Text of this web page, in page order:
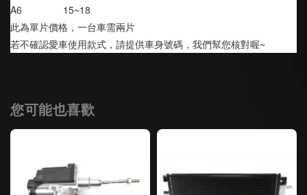
A6               15~18
此為單片價格，一台車需兩片
若不確認愛車使用款式，請提供車身號碼，我們幫您核對喔~
您可能也喜歡